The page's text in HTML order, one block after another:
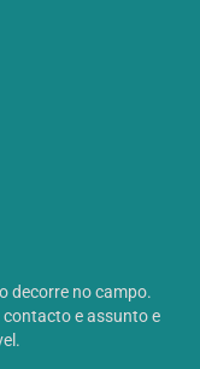
decorre no campo.
contacto e assunto e